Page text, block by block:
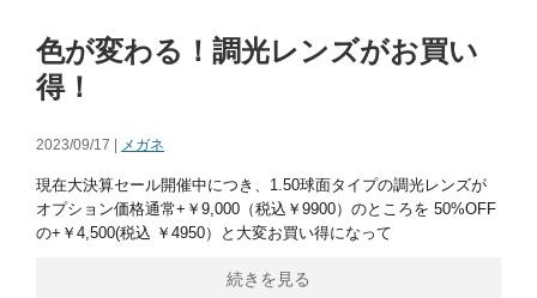
色が変わる！調光レンズがお買い
得！
2023/09/17 | メガネ
現在大決算セール開催中につき、1.50球面タイプの調光レンズが
オプション価格通常+￥9,000（税込￥9900）のところを 50%OFF
の+￥4,500(税込 ￥4950）と大変お買い得になって
続きを見る